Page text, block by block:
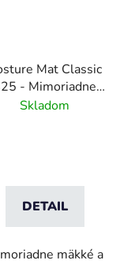
Mat Classic
- Mimoriadne
mäkká a pohodlná
Skladom
DETAIL
mäkké a